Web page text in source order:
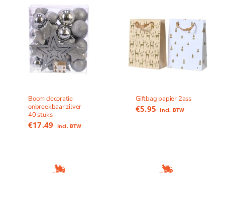
Boom decoratie
onbreekbaar zilver
40 stuks
€17.49 Incl. BTW
Giftbag papier 2ass
€5.95 Incl. BTW